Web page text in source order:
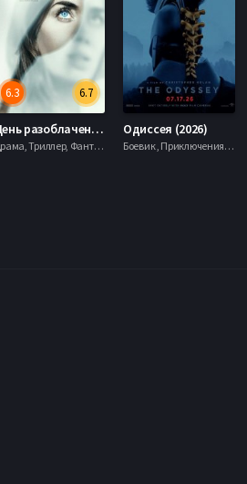
6.7
6.3
День разоблачения (2026)
Драма, Триллер, Фантастика,
Одиссея (2026)
Боевик , Приключения, Фэнтези,